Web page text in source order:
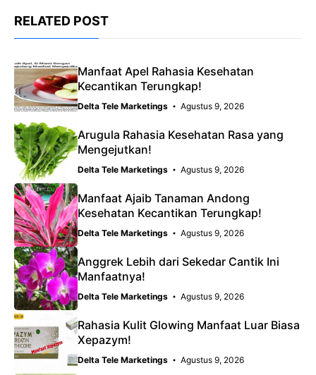
RELATED POST
Manfaat Apel Rahasia Kesehatan
Kecantikan Terungkap!
Delta Tele Marketings Agustus 9, 2026
Arugula Rahasia Kesehatan Rasa yang
Mengejutkan!
Delta Tele Marketings Agustus 9, 2026
Manfaat Ajaib Tanaman Andong
Kesehatan Kecantikan Terungkap!
Delta Tele Marketings Agustus 9, 2026
Anggrek Lebih dari Sekedar Cantik Ini
Manfaatnya!
Delta Tele Marketings Agustus 9, 2026
Rahasia Kulit Glowing Manfaat Luar Biasa
Xepazym!
Delta Tele Marketings Agustus 9, 2026